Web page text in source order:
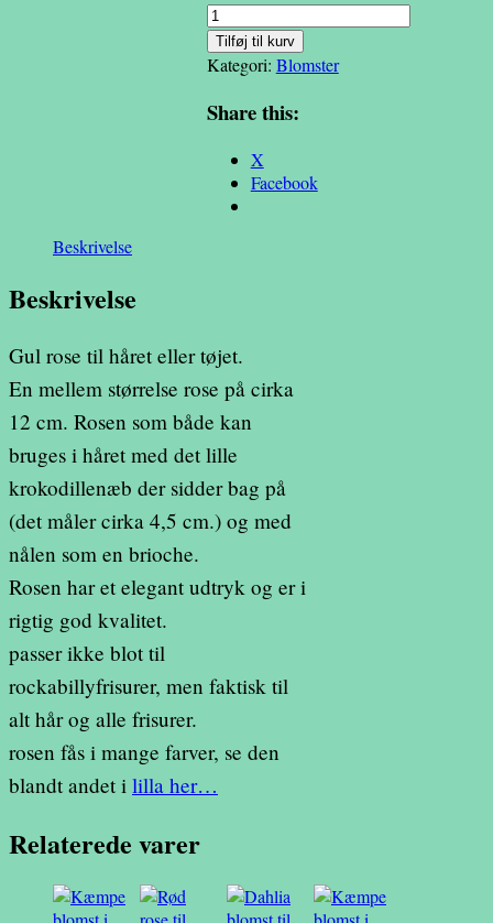
Gul
rose
til
eller
Tilføj til kurv
Kategori: Blomster
Share this:
X
Facebook
Beskrivelse
Beskrivelse
Gul rose til håret eller tøjet.
En mellem størrelse rose på cirka
12 cm. Rosen som både kan
bruges i håret med det lille
krokodillenæb der sidder bag på
(det måler cirka 4,5 cm.) og med
nålen som en brioche.
Rosen har et elegant udtryk og er i
rigtig god kvalitet.
passer ikke blot til
rockabillyfrisurer, men faktisk til
alt hår og alle frisurer.
rosen fås i mange farver, se den
blandt andet i lilla her…
Relaterede varer